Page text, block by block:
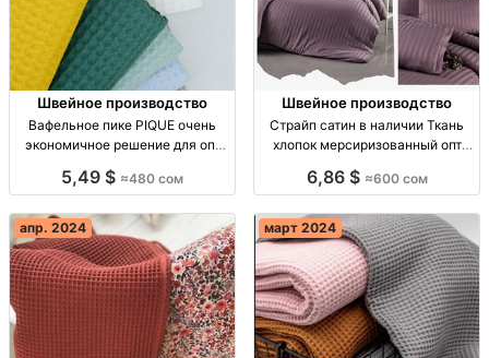
Швейное производство
Вафельное пике PIQUE очень
экономичное решение для опт
5,49 $ ≈480 сом
Швейное производство
Страйп сатин в наличии Ткань
хлопок мерсиризованный опт
6,86 $ ≈600 сом
апр. 2024 март 2024